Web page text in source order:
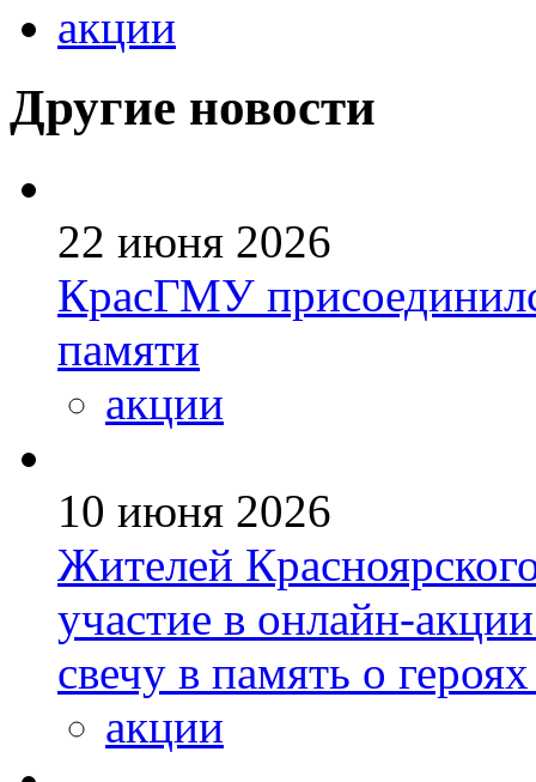
акции
Другие новости
22 июня 2026
КрасГМУ
памяти
акции
10 июня 2026
Жителей
участие в онлайн-
свечу в память о
акции